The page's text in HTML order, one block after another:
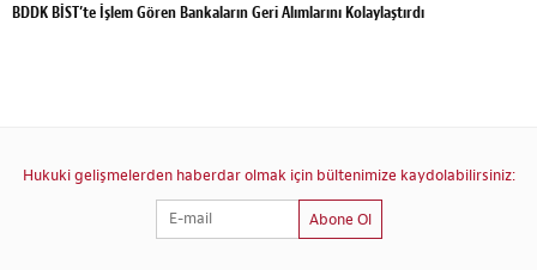
BDDK BİST’te İşlem Gören Bankaların Geri Alımlarını Kolaylaştırdı
Hukuki gelişmelerden haberdar olmak için bültenimize kaydolabilirsiniz:
Abone Ol